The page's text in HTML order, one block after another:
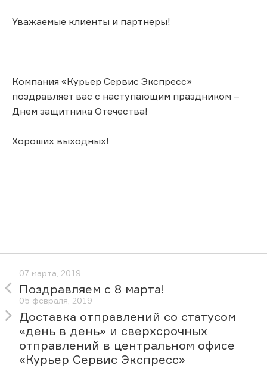
Уважаемые клиенты и партнеры!
Компания «Курьер Сервис Экспресс»
поздравляет вас с наступающим праздником –
Днем защитника Отечества!
Хороших выходных!
07 марта, 2019
Поздравляем с 8 марта!
05 февраля, 2019
Доставка отправлений со статусом
«день в день» и сверхсрочных
отправлений в центральном офисе
«Курьер Сервис Экспресс»